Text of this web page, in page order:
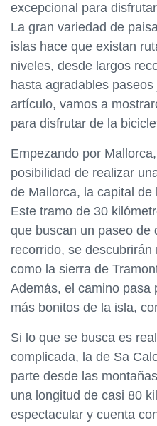
excepcional para
La gran variedad de
islas hace que existan
niveles, desde largos
hasta agradables
artículo, vamos a
para disfrutar de la
Empezando por
posibilidad de realizar
de Mallorca, la capital de
Este tramo de 30
que buscan un paseo de
recorrido, se
como la sierra de
Además, el camino pasa
más bonitos de la isla,
Si lo que se busca es
complicada, la de Sa
parte desde las
una longitud de casi 80
espectacular y cuenta